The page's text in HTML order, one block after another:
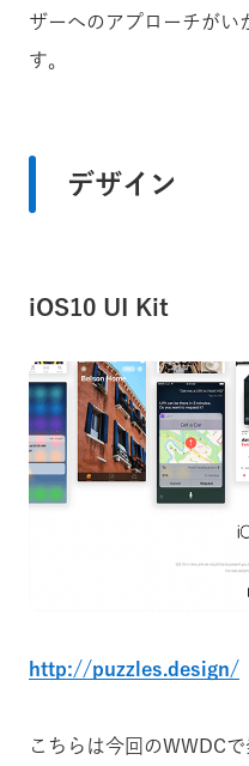
ザーへのアプローチがい
す。
デザイン
iOS10 UI Kit
http://puzzles.design/
こちらは今回のWWDC